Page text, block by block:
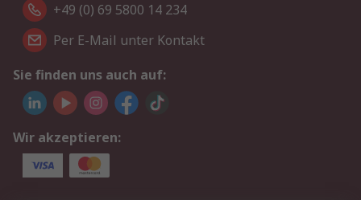
+49 (0) 69 5800 14 234
Per E-Mail unter Kontakt
Sie finden uns auch auf:
Wir akzeptieren: